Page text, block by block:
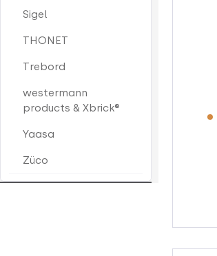
Sigel
THONET
Trebord
westermann
products & Xbrick®
Yaasa
Züco